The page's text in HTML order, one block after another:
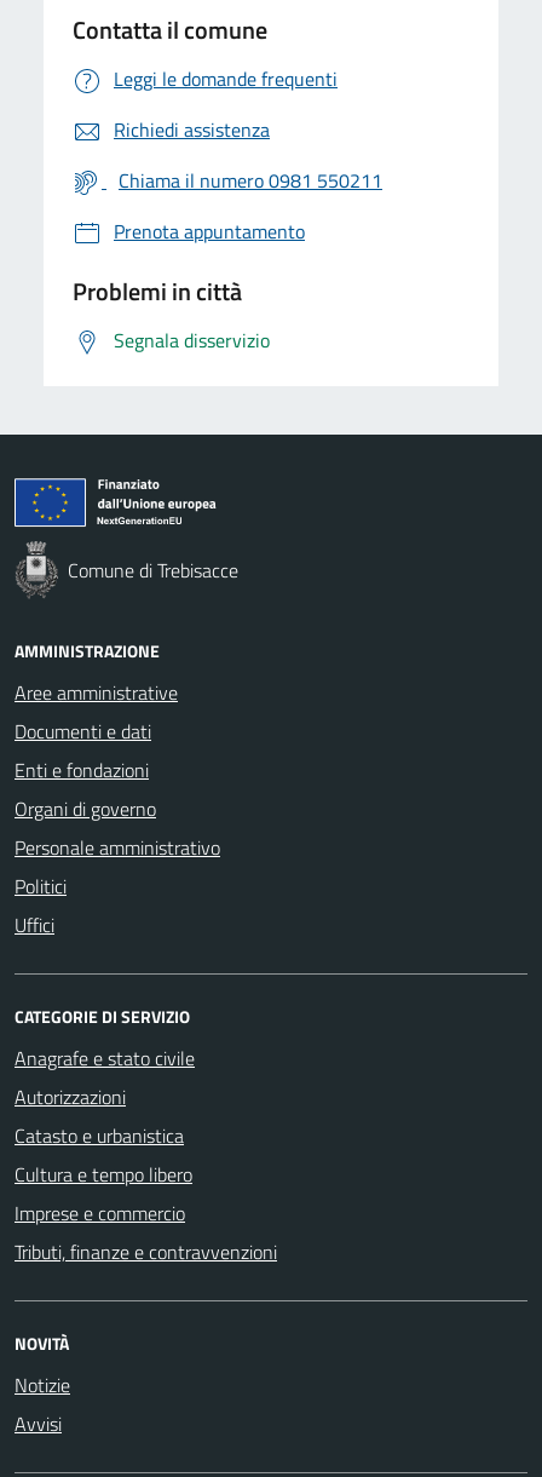
Contatta il comune
Leggi le domande frequenti
Richiedi assistenza
Chiama il numero 0981 550211
Prenota appuntamento
Problemi in città
Segnala disservizio
Comune di Trebisacce
AMMINISTRAZIONE
Aree amministrative
Documenti e dati
Enti e fondazioni
Organi di governo
Personale amministrativo
Politici
Uffici
CATEGORIE DI SERVIZIO
Anagrafe e stato civile
Autorizzazioni
Catasto e urbanistica
Cultura e tempo libero
Imprese e commercio
Tributi, finanze e contravvenzioni
NOVITÀ
Notizie
Avvisi